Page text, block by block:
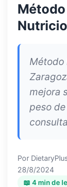
Método
Método
mejora
peso
Por
28/8/2024
📖 4 min de